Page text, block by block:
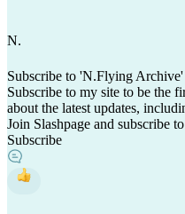
N.
Subscribe to 'N.Flying Archive'
Subscribe to my site to be the
about the latest updates,
Join Slashpage and subscribe
Subscribe